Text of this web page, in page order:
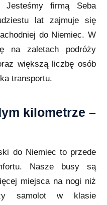
Jesteśmy firmą Seba
lat zajmuje się
do Niemiec. W
na zaletach podróży
większą liczbę osób
transportu.
kilometrze –
do Niemiec to przede
Nasze busy są
miejsca na nogi niż
samolot w klasie